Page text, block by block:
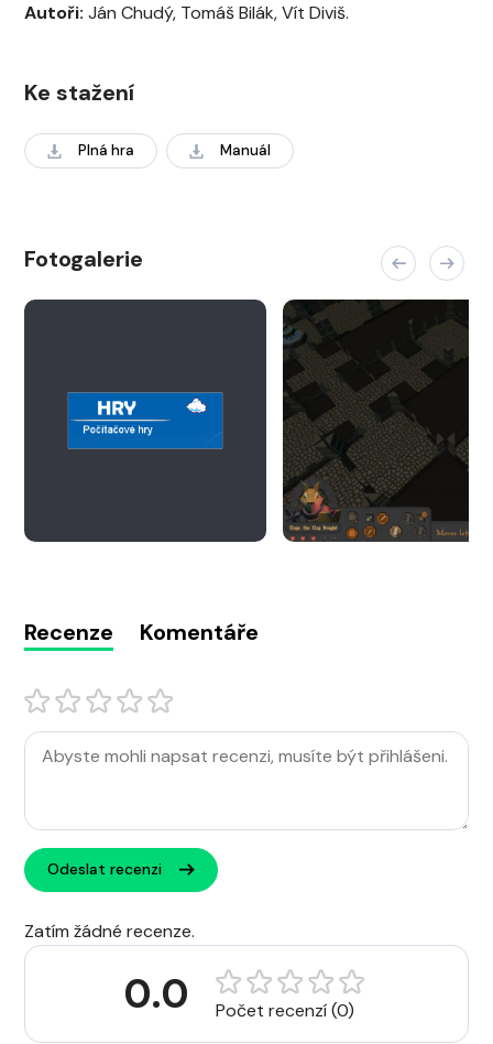
Autoři: Ján Chudý, Tomáš Bilák, Vít Diviš.
Ke stažení
Plná hra Manuál
Fotogalerie
Recenze Komentáře
Odeslat recenzi
Zatím žádné recenze.
0.0 Počet recenzí (0)